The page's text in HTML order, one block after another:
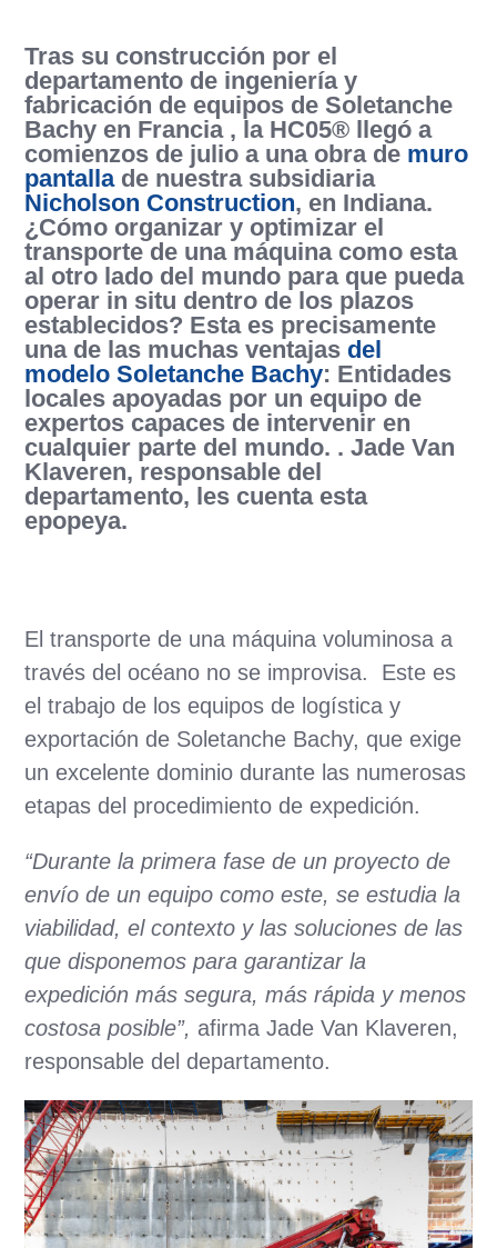
Tras su construcción por el
departamento de ingeniería y
fabricación de equipos de Soletanche
Bachy en Francia , la HC05® llegó a
comienzos de julio a una obra de muro
pantallade nuestra subsidiaria
Nicholson Construction, en Indiana.
¿Cómo organizar y optimizar el
transporte de una máquina como esta
al otro lado del mundo para que pueda
operar in situ dentro de los plazos
establecidos? Esta es precisamente
una de las muchas ventajas del
modelo Soletanche Bachy: Entidades
locales apoyadas por un equipo de
expertos capaces de intervenir en
cualquier parte del mundo. . Jade Van
Klaveren, responsable del
departamento, les cuenta esta
epopeya.
El transporte de una máquina voluminosa a
través del océano no se improvisa. Este es
el trabajo de los equipos de logística y
exportación de Soletanche Bachy, que exige
un excelente dominio durante las numerosas
etapas del procedimiento de expedición.
“Durante la primera fase de un proyecto de
envío de un equipo como este, se estudia la
viabilidad, el contexto y las soluciones de las
que disponemos para garantizar la
expedición más segura, más rápida y menos
costosa posible”, afirma Jade Van Klaveren,
responsable del departamento.